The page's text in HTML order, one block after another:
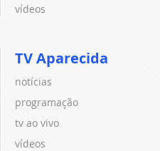
vídeos
TV Aparecida
notícias
programação
tv ao vivo
vídeos